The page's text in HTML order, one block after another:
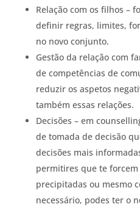
Relação com os filhos –
definir regras, limites,
no novo conjunto.
Gestão da relação com
de competências de
reduzir os aspetos
também essas relações.
Decisões – em
de tomada de decisão
decisões mais
permitires que te forcem
precipitadas ou mesmo
necessário, podes ter o